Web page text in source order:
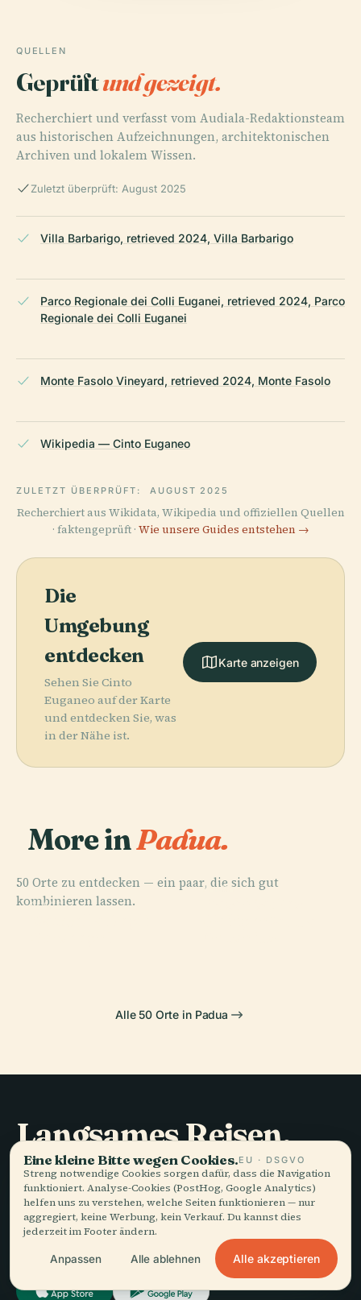
QUELLEN
Geprüftund gezeigt.
Recherchiert und verfasst vom Audiala-Redaktionsteam
aus historischen Aufzeichnungen, architektonischen
Archiven und lokalem Wissen.
Zuletzt überprüft: August 2025
Villa Barbarigo, retrieved 2024, Villa Barbarigo
Parco Regionale dei Colli Euganei, retrieved 2024, Parco
Regionale dei Colli Euganei
Monte Fasolo Vineyard, retrieved 2024, Monte Fasolo
Wikipedia — Cinto Euganeo
ZULETZT ÜBERPRÜFT: AUGUST 2025
Recherchiert aus Wikidata, Wikipedia und offiziellen Quellen
· faktengeprüft · Wie unsere Guides entstehen →
Die
Umgebung
entdecken
Sehen Sie Cinto
Euganeo auf der Karte
und entdecken Sie, was
in der Nähe ist.
Karte anzeigen
More inPadua.
50 Orte zu entdecken — ein paar, die sich gut
kombinieren lassen.
PLACE
PLACE
PLACE
PLACE
Alle 50 Orte in Padua
Langsames Reisen,
gut erzählt.
BLEIBEN SIE AUF DEM LAUFENDEN
Eine kleine Bitte wegen Cookies.EU · DSGVO
Streng notwendige Cookies sorgen dafür, dass die Navigation
funktioniert. Analyse-Cookies (PostHog, Google Analytics)
helfen uns zu verstehen, welche Seiten funktionieren — nur
aggregiert, keine Werbung, kein Verkauf. Du kannst dies
jederzeit im Footer ändern.
Anpassen Alle ablehnen Alle akzeptieren